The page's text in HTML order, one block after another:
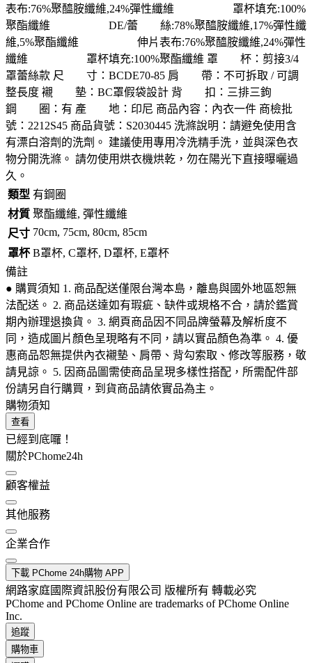
表布:76%聚醯胺纖維,24%彈性纖維 罩杯填充:100%
聚酯纖維 DE/蕾 絲:78%聚醯胺纖維,17%彈性纖
維,5%聚酯纖維 伸片表布:76%聚醯胺纖維,24%彈性
纖維 罩杯填充:100%聚酯纖維 罩 杯：剪接3/4
罩蕾絲款 尺 寸：BCDE70-85 肩 帶：不可拆取 / 可調
整長度 襯 墊：BC罩假袋設計 背 扣：三排三鉤
鋼 圈：有 產 地：印尼 商品內容：內衣一件 商檢批
號：2212S45 商品貨號：S2030445 洗滌說明：請避免使用含
有漂白溶劑的洗劑。 建議使用專用冷洗精手洗，並與深色衣
物分開洗滌。 請勿使用烘衣機烘乾，勿在陽光下直接曝曬過
久。
類型 有鋼圈
材質 聚酯纖維, 彈性纖維
尺寸 70cm, 75cm, 80cm, 85cm
罩杯 B罩杯, C罩杯, D罩杯, E罩杯
備註
● 購買須知 1. 商品配送僅限台灣本島，離島與國外地區恕無
法配送。 2. 商品送達如有瑕疵、缺件或規格不合，請於鑑賞
期內辦理退換貨。 3. 網頁商品因不同品牌螢幕及解析度不
同，造成圖片顏色呈現略有不同，請以實品顏色為準。 4. 優
惠商品恕無提供內衣襯墊、肩帶、背勾索取、修改等服務，敬
請見諒。 5. 因商品圖需使商品呈現多樣性搭配，所需配件部
份請另自行購買，到貨商品請依實品為主。
購物須知
查看
已經到底囉！
關於PChome24h
顧客權益
其他服務
企業合作
下載 PChome 24h購物 APP
網路家庭國際資訊股份有限公司 版權所有 轉載必究
PChome and PChome Online are trademarks of PChome Online
Inc.
追蹤
購物車